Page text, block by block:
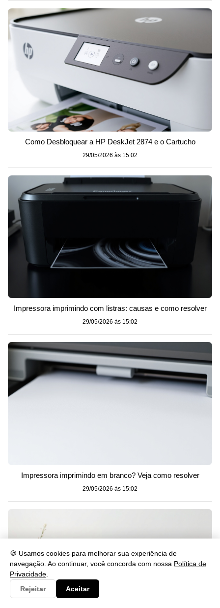
🍪 Usamos cookies para melhorar sua experiência de
navegação. Ao continuar, você concorda com nossa Política de
Privacidade
Rejeitar
Aceitar
Como Desbloquear a HP DeskJet 2874 e o Cartucho
29/05/2026 às 15:02
Impressora imprimindo com listras: causas e como resolver
29/05/2026 às 15:02
Impressora imprimindo em branco? Veja como resolver
29/05/2026 às 15:02